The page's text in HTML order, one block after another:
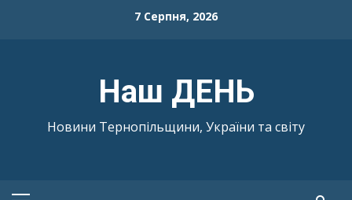
7 Серпня, 2026
Наш ДЕНЬ
Новини Тернопільщини, України та світу